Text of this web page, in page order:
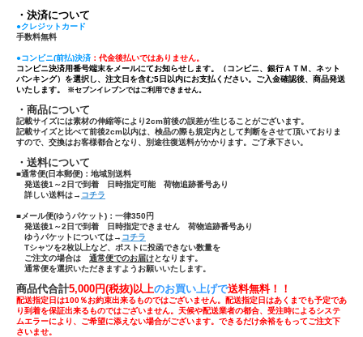
・決済について
●クレジットカード
手数料無料
●コンビニ(前払)決済 ：代金後払いではありません。
コンビニ決済用番号端末をメールにてお知らせします。（コンビニ、銀行ＡＴＭ、ネット
バンキング）を選択し、注文日を含む5日以内にお支払ください。ご入金確認後、商品発送
いたします。
※セブンイレブンではご利用できません。
・商品について
記載サイズには素材の伸縮等により2cm前後の誤差が生じることがございます。
記載サイズと比べて前後2cm以内は、検品の際も規定内として判断をさせて頂いておりま
すので、交換はお客様都合となり、別途往復送料がかかります。ご了承下さい。
・送料について
■通常便(日本郵便)： 地域別送料
発送後1～2日で到着 日時指定可能 荷物追跡番号あり
詳しい送料は→ コチラ
■メール便(ゆうパケット)：一律350円
発送後1～2日で到着 日時指定できません 荷物追跡番号あり
ゆうパケットについては→ コチラ
Tシャツを2枚以上など、ポストに投函できない数量を
ご注文の場合は 通常便でのお届けとなります。
通常便を選択いただきますようお願いいたします。
商品代合計5,000円(税抜)以上のお買い上げで送料無料！！
配送指定日は100％お約束出来るものではございません。配送指定日はあくまでも予定であ
り到着を保証出来るものではございません。天候や配送業者の都合、受注時によるシステ
ムエラーにより、ご希望に添えない場合がございます。できるだけ余裕をもってご注文下
さいませ。